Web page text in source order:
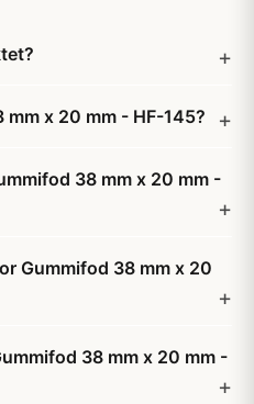
x 20 mm - HF-145?
38 mm x 20 mm -
Gummifod 38 mm x 20
38 mm x 20 mm -